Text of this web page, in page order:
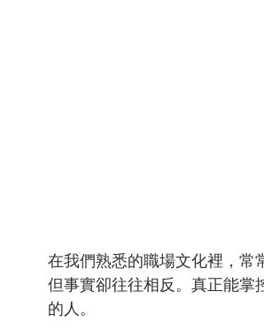
在我們熟悉的職場文化裡，常
但事實卻往往相反。真正能掌
的人。